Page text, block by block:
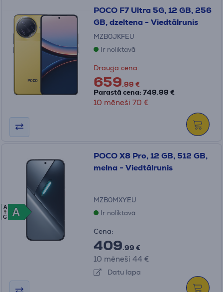
POCO F7 Ultra 5G, 12 GB, 256
GB, dzeltena - Viedtālrunis
MZB0JKFEU
Ir noliktavā
Drauga cena:
659.99 €
Parastā cena: 749.99 €
10 mēneši 70 €
A
A
A
G
POCO X8 Pro, 12 GB, 512 GB,
melna - Viedtālrunis
MZB0MXYEU
Ir noliktavā
Cena:
409.99 €
10 mēneši 44 €
Datu lapa